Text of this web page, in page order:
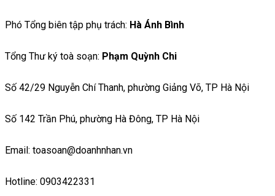
Phó Tổng biên tập phụ trách: Hà Ánh Bình
Tổng Thư ký toà soạn: Phạm Quỳnh Chi
Số 42/29 Nguyễn Chí Thanh, phường Giảng Võ, TP Hà Nội
Số 142 Trần Phú, phường Hà Đông, TP Hà Nội
Email: toasoan@doanhnhan.vn
Hotline: 0903422331